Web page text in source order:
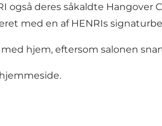
også deres såkaldte Hangover
med en af HENRIs
hjem, eftersom salonen
hjemmeside.